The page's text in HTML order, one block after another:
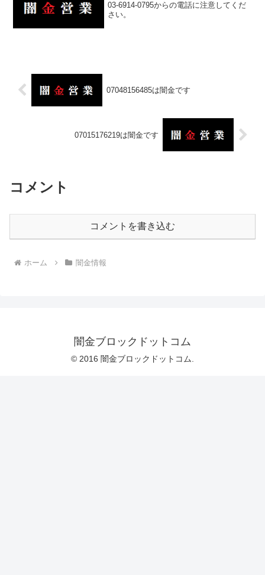
03-6914-0795からの電話に注意してくだ
さい。
07048156485は闇金です
07015176219は闇金です
コメント
コメントを書き込む
ホーム 闇金情報
闇金ブロックドットコム
© 2016 闇金ブロックドットコム.